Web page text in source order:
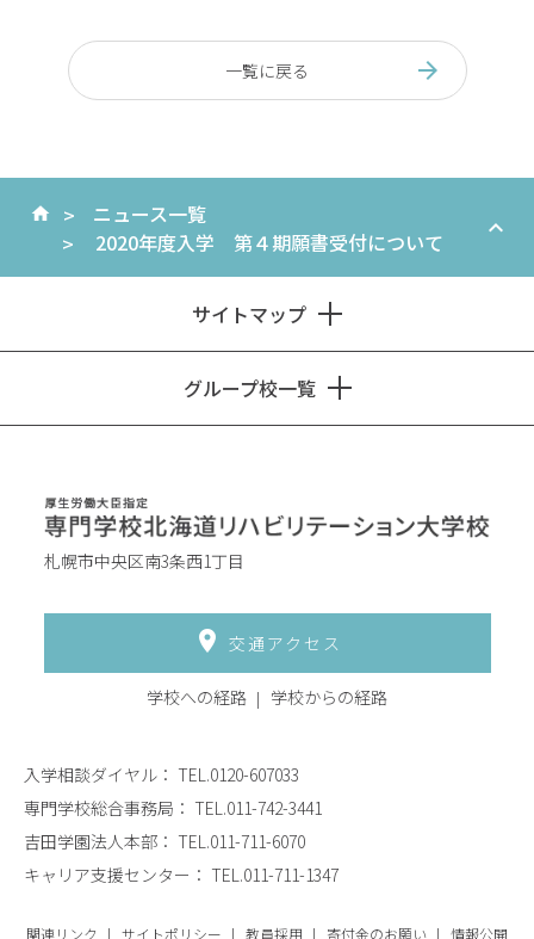
一覧に戻る
ニュース一覧
2020年度入学 第４期願書受付について
サイトマップ
グループ校一覧
札幌市中央区南3条西1丁目
交通アクセス
学校への経路 学校からの経路
入学相談ダイヤル： TEL.0120-607033
専門学校総合事務局： TEL.011-742-3441
吉田学園法人本部： TEL.011-711-6070
キャリア支援センター： TEL.011-711-1347
関連リンク サイトポリシー 教員採用 寄付金のお願い 情報公開